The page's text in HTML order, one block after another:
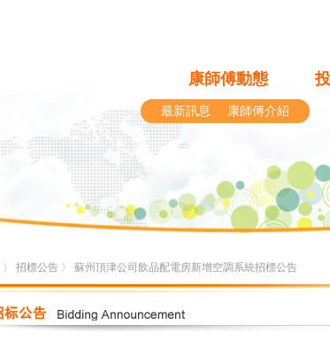
康師傅動態
最新訊息 康師傅介紹
〉 招標公告 〉 蘇州頂津公司飲品配電房新增空調系統招標公告